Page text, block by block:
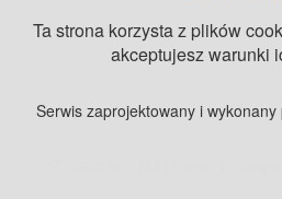
Ta strona korzysta z plików
akceptujesz warunki
Serwis zaprojektowany i